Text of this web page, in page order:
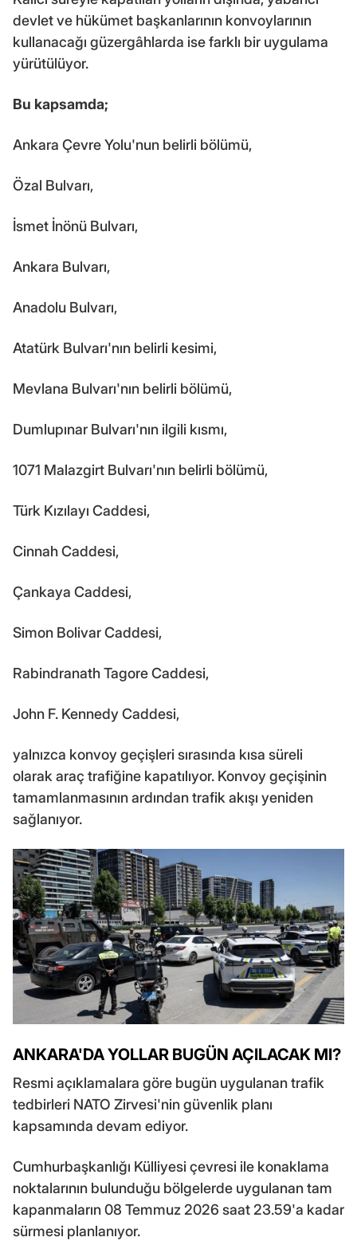
devlet ve hükümet başkanlarının konvoylarının
kullanacağı güzergâhlarda ise farklı bir uygulama
yürütülüyor.
Bu kapsamda;
Ankara Çevre Yolu'nun belirli bölümü,
Özal Bulvarı,
İsmet İnönü Bulvarı,
Ankara Bulvarı,
Anadolu Bulvarı,
Atatürk Bulvarı'nın belirli kesimi,
Mevlana Bulvarı'nın belirli bölümü,
Dumlupınar Bulvarı'nın ilgili kısmı,
1071 Malazgirt Bulvarı'nın belirli bölümü,
Türk Kızılayı Caddesi,
Cinnah Caddesi,
Çankaya Caddesi,
Simon Bolivar Caddesi,
Rabindranath Tagore Caddesi,
John F. Kennedy Caddesi,
yalnızca konvoy geçişleri sırasında kısa süreli
olarak araç trafiğine kapatılıyor. Konvoy geçişinin
tamamlanmasının ardından trafik akışı yeniden
sağlanıyor.
ANKARA'DA YOLLAR BUGÜN AÇILACAK MI?
Resmi açıklamalara göre bugün uygulanan trafik
tedbirleri NATO Zirvesi'nin güvenlik planı
kapsamında devam ediyor.
Cumhurbaşkanlığı Külliyesi çevresi ile konaklama
noktalarının bulunduğu bölgelerde uygulanan tam
kapanmaların 08 Temmuz 2026 saat 23.59'a kadar
sürmesi planlanıyor.